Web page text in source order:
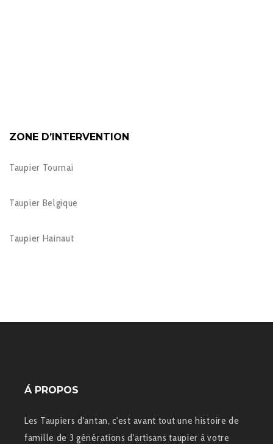
ZONE D’INTERVENTION
Taupier Tournai
Taupier Belgique
Taupier Hainaut
Á PROPOS
Les Taupiers d'antan, c'est avant tout une histoire de
famille de 3 générations d'artisans taupier à votre